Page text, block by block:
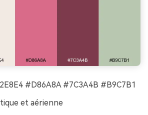
#D86A8A #7C3A4B #B9C7B1
et aérienne